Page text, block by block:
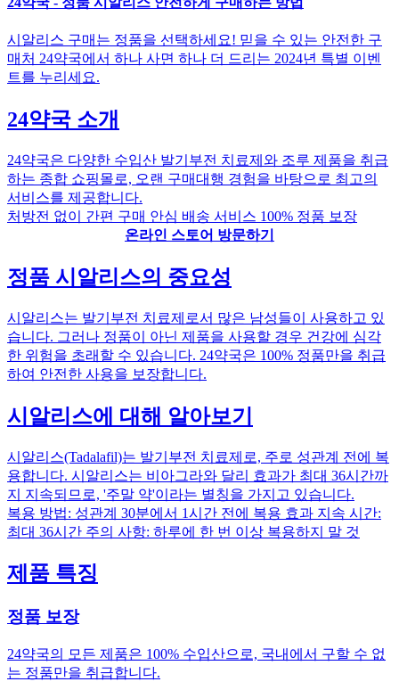
시알리스 구매는 정품을 선택하세요! 믿을 수 있는 안전한 구
매처 24약국에서 하나 사면 하나 더 드리는 2024년 특별 이벤
트를 누리세요.
24약국 소개
24약국은 다양한 수입산 발기부전 치료제와 조루 제품을 취급
하는 종합 쇼핑몰로, 오랜 구매대행 경험을 바탕으로 최고의
서비스를 제공합니다.
처방전 없이 간편 구매 안심 배송 서비스 100% 정품 보장
온라인 스토어 방문하기
정품 시알리스의 중요성
시알리스는 발기부전 치료제로서 많은 남성들이 사용하고 있
습니다. 그러나 정품이 아닌 제품을 사용할 경우 건강에 심각
한 위험을 초래할 수 있습니다. 24약국은 100% 정품만을 취급
하여 안전한 사용을 보장합니다.
시알리스에 대해 알아보기
시알리스(Tadalafil)는 발기부전 치료제로, 주로 성관계 전에 복
용합니다. 시알리스는 비아그라와 달리 효과가 최대 36시간까
지 지속되므로, '주말 약'이라는 별칭을 가지고 있습니다.
복용 방법: 성관계 30분에서 1시간 전에 복용 효과 지속 시간:
최대 36시간 주의 사항: 하루에 한 번 이상 복용하지 말 것
제품 특징
정품 보장
24약국의 모든 제품은 100% 수입산으로, 국내에서 구할 수 없
는 정품만을 취급합니다.